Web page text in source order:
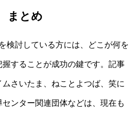
まとめ
検討している方には、どこが何を
することが成功の鍵です。記事
さいたま、ねことよつば、笑に
ンター関連団体などは、現在も